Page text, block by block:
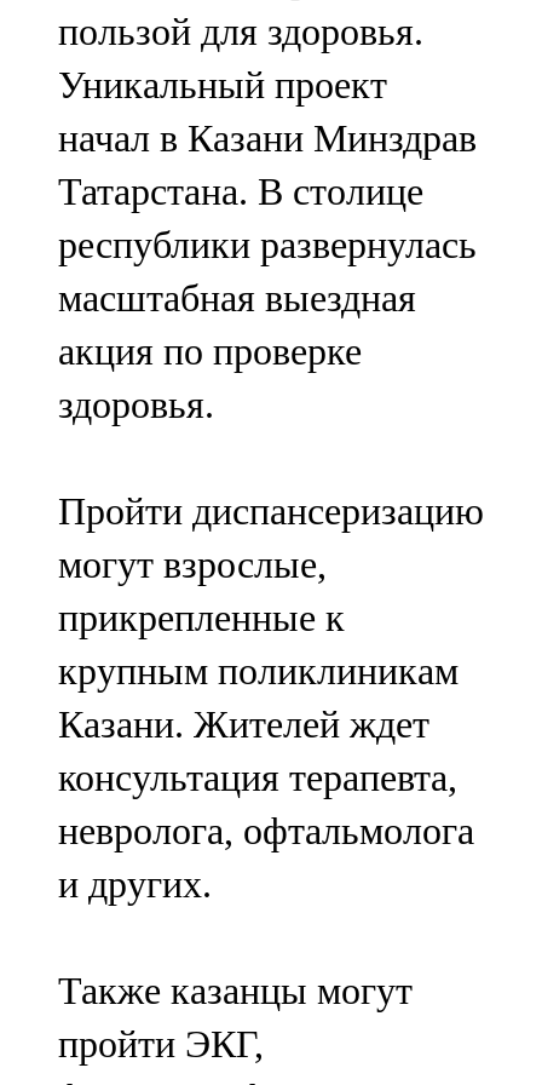
107,8 FM
Теләче
106,1 FM
Түбән Кама
102,6 FM
Чирмешән
107,7 FM
Чистай
Чүпрәле
91,0 FM
Шәмәрдән
102,3 FM
Яңа чишмә
107,0 FM
Яр Чаллы
105,5 FM
пользой для здоровья.
Уникальный проект
начал в Казани Минздрав
Татарстана. В столице
республики развернулась
масштабная выездная
акция по проверке
здоровья.
Пройти диспансеризацию
могут взрослые,
прикрепленные к
крупным поликлиникам
Казани. Жителей ждет
консультация терапевта,
невролога, офтальмолога
и других.
Также казанцы могут
пройти ЭКГ,